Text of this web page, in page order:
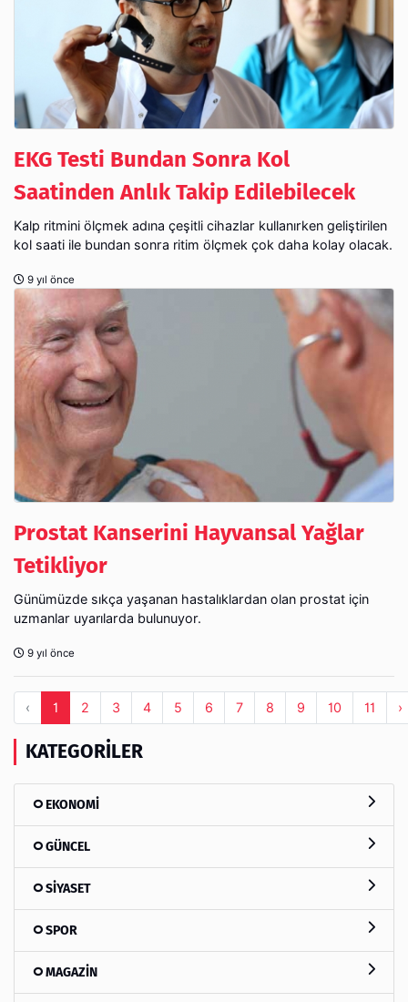
EKG Testi Bundan Sonra Kol
Saatinden Anlık Takip Edilebilecek
Kalp ritmini ölçmek adına çeşitli cihazlar kullanırken geliştirilen
kol saati ile bundan sonra ritim ölçmek çok daha kolay olacak.
9 yıl önce
Prostat Kanserini Hayvansal Yağlar
Tetikliyor
Günümüzde sıkça yaşanan hastalıklardan olan prostat için
uzmanlar uyarılarda bulunuyor.
9 yıl önce
‹ 1 2 3 4 5 6 7 8 9 10 11 ›
KATEGORILER
EKONOMİ
GÜNCEL
SİYASET
SPOR
MAGAZİN